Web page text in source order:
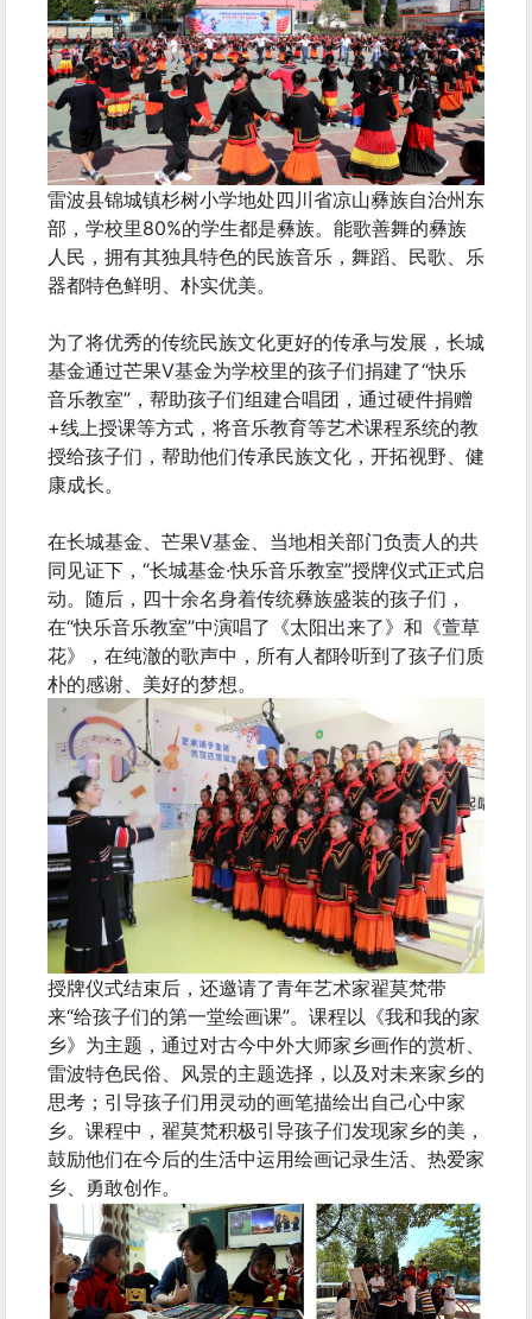
雷波县锦城镇杉树小学地处四川省凉山彝族自治州东
部，学校里80%的学生都是彝族。能歌善舞的彝族
人民，拥有其独具特色的民族音乐，舞蹈、民歌、乐
器都特色鲜明、朴实优美。
为了将优秀的传统民族文化更好的传承与发展，长城
基金通过芒果V基金为学校里的孩子们捐建了“快乐
音乐教室”，帮助孩子们组建合唱团，通过硬件捐赠
+线上授课等方式，将音乐教育等艺术课程系统的教
授给孩子们，帮助他们传承民族文化，开拓视野、健
康成长。
在长城基金、芒果V基金、当地相关部门负责人的共
同见证下，“长城基金·快乐音乐教室”授牌仪式正式启
动。随后，四十余名身着传统彝族盛装的孩子们，
在“快乐音乐教室”中演唱了《太阳出来了》和《萱草
花》，在纯澈的歌声中，所有人都聆听到了孩子们质
朴的感谢、美好的梦想。
授牌仪式结束后，还邀请了青年艺术家翟莫梵带
来“给孩子们的第一堂绘画课”。课程以《我和我的家
乡》为主题，通过对古今中外大师家乡画作的赏析、
雷波特色民俗、风景的主题选择，以及对未来家乡的
思考；引导孩子们用灵动的画笔描绘出自己心中家
乡。课程中，翟莫梵积极引导孩子们发现家乡的美，
鼓励他们在今后的生活中运用绘画记录生活、热爱家
乡、勇敢创作。